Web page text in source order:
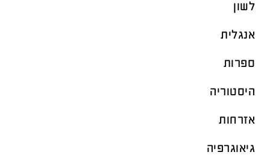
לשון
אנגלית
ספרות
היסטוריה
אזרחות
גיאוגרפיה